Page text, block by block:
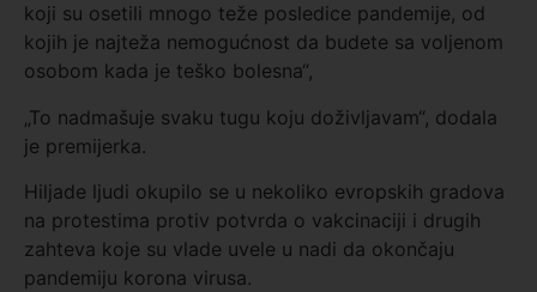
koji su osetili mnogo teže posledice pandemije, od
kojih je najteža nemogućnost da budete sa voljenom
osobom kada je teško bolesna“,
„To nadmašuje svaku tugu koju doživljavam“, dodala
je premijerka.
Hiljade ljudi okupilo se u nekoliko evropskih gradova
na protestima protiv potvrda o vakcinaciji i drugih
zahteva koje su vlade uvele u nadi da okončaju
pandemiju korona virusa.